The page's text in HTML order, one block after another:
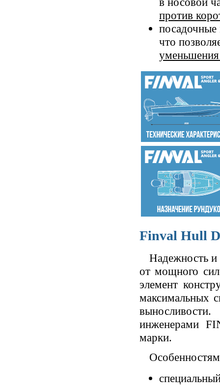
против
посадочные
что
уменьшения
Finval Hull
Надежность и
от мощного
элемент
максимальных
инженерами
марки.